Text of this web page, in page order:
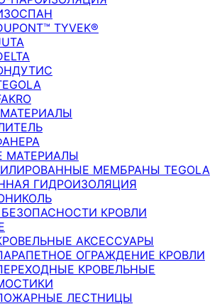
TYVEK®
МАТЕРИАЛЫ
МЕМБРАНЫ TEGOLA
ГИДРОИЗОЛЯЦИЯ
КРОВЛИ
АКСЕССУАРЫ
ОГРАЖДЕНИЕ КРОВЛИ
КРОВЕЛЬНЫЕ
ЛЕСТНИЦЫ